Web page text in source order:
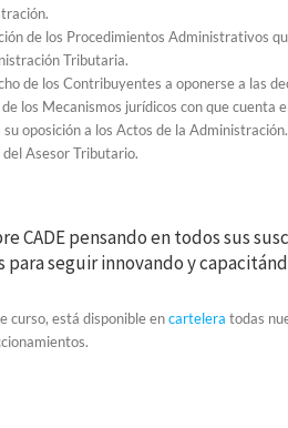
de los Procedimientos Administrativos
Tributaria.
de los Contribuyentes a oponerse a las
los Mecanismos jurídicos con que cuenta
oposición a los Actos de la Administración.
del Asesor Tributario.
CADE pensando en todos sus
seguir innovando y
curso, está disponible encartelera todas